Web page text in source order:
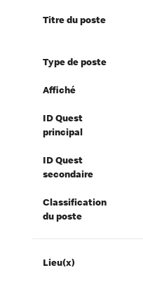
Titre du poste
Type de poste
Affiché
ID Quest
principal
ID Quest
secondaire
Classification
du poste
Lieu(x)